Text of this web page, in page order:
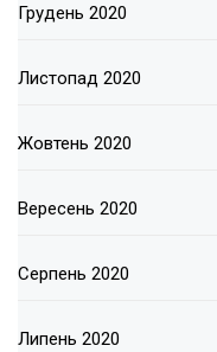
Грудень 2020
Листопад 2020
Жовтень 2020
Вересень 2020
Серпень 2020
Липень 2020